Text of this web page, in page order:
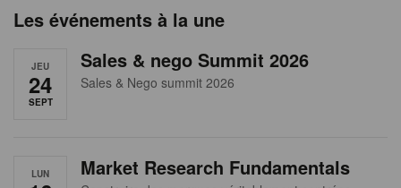
aLes événements à la une
JEU
24
SEPT
Sales & nego Summit 2026
Sales & Nego summit 2026
LUN Market Research Fundamentals